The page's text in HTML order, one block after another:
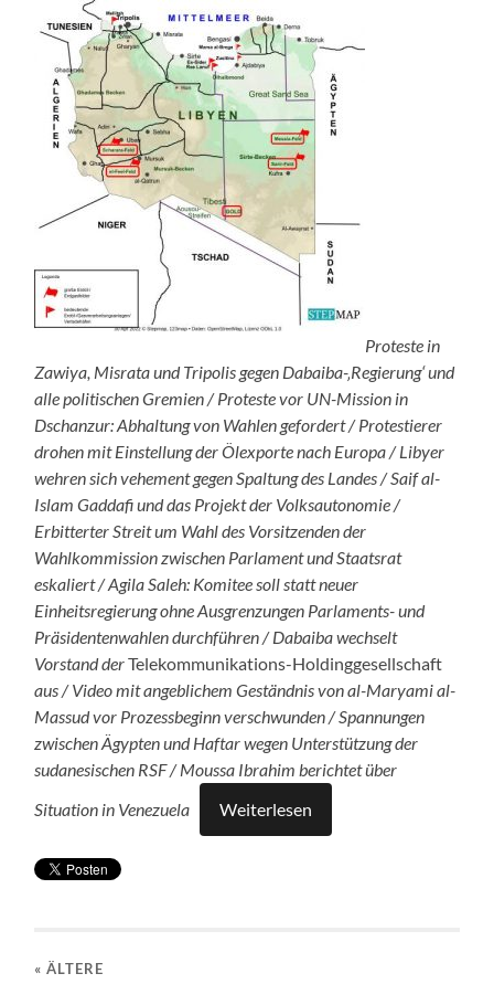
Proteste in
Zawiya, Misrata und Tripolis gegen Dabaiba-‚Regierung‘ und
alle politischen Gremien / Proteste vor UN-Mission in
Dschanzur: Abhaltung von Wahlen gefordert / Protestierer
drohen mit Einstellung der Ölexporte nach Europa / Libyer
wehren sich vehement gegen Spaltung des Landes / Saif al-
Islam Gaddafi und das Projekt der Volksautonomie /
Erbitterter Streit um Wahl des Vorsitzenden der
Wahlkommission zwischen Parlament und Staatsrat
eskaliert / Agila Saleh: Komitee soll statt neuer
Einheitsregierung ohne Ausgrenzungen Parlaments- und
Präsidentenwahlen durchführen / Dabaiba wechselt
Vorstand derTelekommunikations-Holdinggesellschaft
aus / Video mit angeblichem Geständnis vonal-Maryami al-
Massud vor Prozessbeginn verschwunden / Spannungen
zwischen Ägypten und Haftar wegen Unterstützung der
sudanesischen RSF / Moussa Ibrahim berichtet über
Situation in Venezuela
Weiterlesen
« ÄLTERE